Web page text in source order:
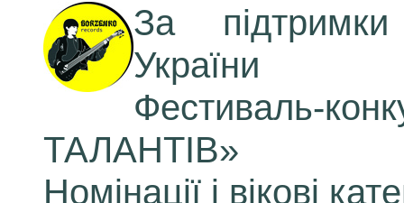
За підтримки
України
ТАЛАНТІВ»
Номінації і вікові